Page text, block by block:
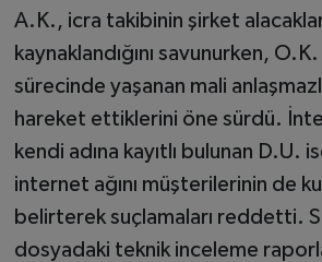
A.K., icra takibinin şirket
kaynaklandığını savunurken,
sürecinde yaşanan mali
hareket ettiklerini öne sürdü.
kendi adına kayıtlı bulunan D.U.
internet ağını müşterilerinin de
belirterek suçlamaları reddetti.
dosyadaki teknik inceleme